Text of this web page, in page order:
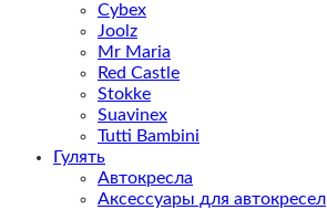
Cybex
Joolz
Mr Maria
Red Castle
Stokke
Suavinex
Tutti Bambini
Гулять
Автокресла
Аксессуары для автокресел